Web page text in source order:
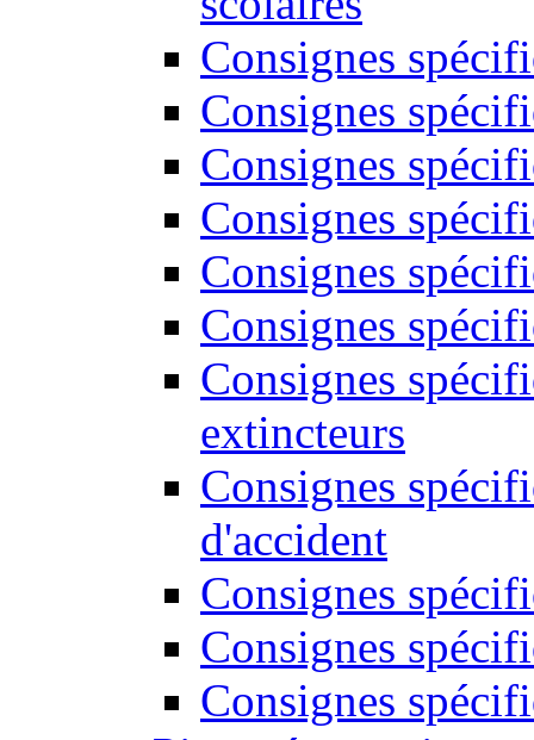
Consignes
Consignes
Consignes
Consignes
Consignes
Consignes
Consignes
extincteurs
Consignes
d'accident
Consignes
Consignes
Consignes